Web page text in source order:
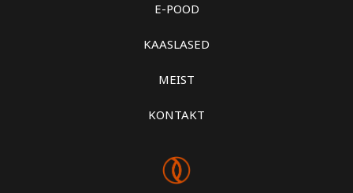
E-POOD
KAASLASED
MEIST
KONTAKT